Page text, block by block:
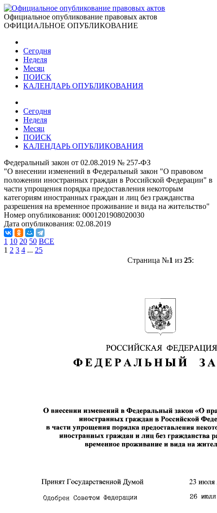
Официальное опубликование правовых актов
ОФИЦИАЛЬНОЕ ОПУБЛИКОВАНИЕ
Сегодня
Неделя
Месяц
ПОИСК
КАЛЕНДАРЬ ОПУБЛИКОВАНИЯ
Сегодня
Неделя
Месяц
ПОИСК
КАЛЕНДАРЬ ОПУБЛИКОВАНИЯ
Федеральный закон от 02.08.2019 № 257-ФЗ
"О внесении изменений в Федеральный закон "О правовом
положении иностранных граждан в Российской Федерации" в
части упрощения порядка предоставления некоторым
категориям иностранных граждан и лиц без гражданства
разрешения на временное проживание и вида на жительство"
Номер опубликования: 0001201908020030
Дата опубликования: 02.08.2019
1 10 20 50 ВСЕ
1 2 3 4 ... 25
Страница №1 из 25: